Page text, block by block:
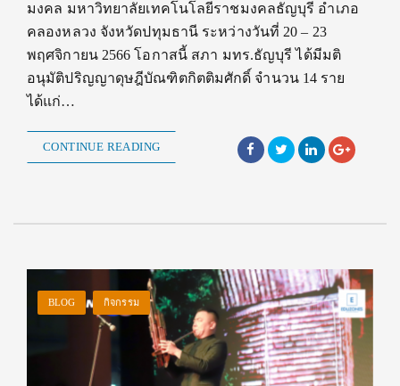
มงคล มหาวิทยาลัยเทคโนโลยีราชมงคลธัญบุรี อำเภอ
คลองหลวง จังหวัดปทุมธานี ระหว่างวันที่ 20 – 23
พฤศจิกายน 2566 โอกาสนี้ สภา มทร.ธัญบุรี ได้มีมติ
อนุมัติปริญญาดุษฎีบัณฑิตกิตติมศักดิ์ จำนวน 14 ราย
ได้แก่…
CONTINUE READING
BLOG กิจกรรม